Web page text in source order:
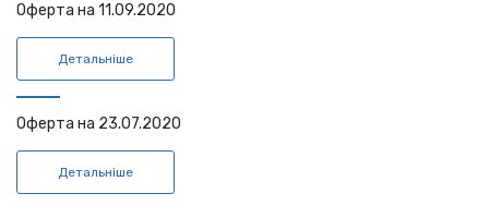
Оферта на 11.09.2020
Детальніше
Оферта на 23.07.2020
Детальніше